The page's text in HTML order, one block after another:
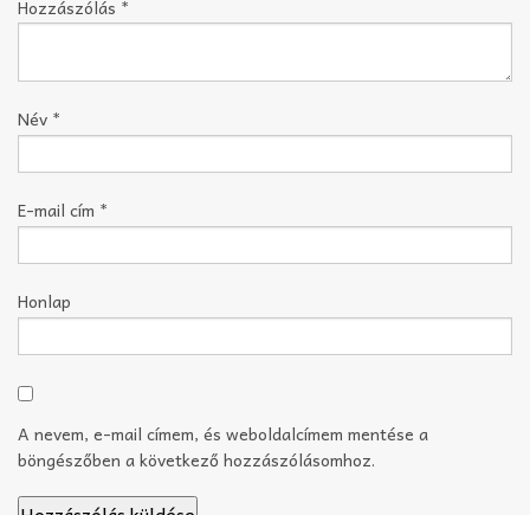
Hozzászólás *
Név *
E-mail cím *
Honlap
A nevem, e-mail címem, és weboldalcímem mentése a
böngészőben a következő hozzászólásomhoz.